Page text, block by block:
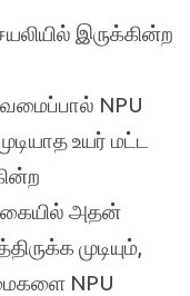
இருக்கின்ற
NPU
உயர் மட்ட
அதன்
முடியும்,
NPU